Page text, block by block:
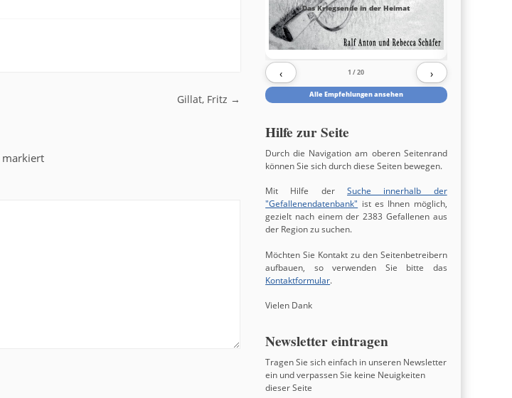
Gillat, Fritz →
markiert
Das Kriegsende in der Heimat
‹ 1 / 20 ›
Alle Empfehlungen ansehen
Hilfe zur Seite
Durch die Navigation am oberen Seitenrand
können Sie sich durch diese Seiten bewegen.
Mit Hilfe derSuche innerhalb der
"Gefallenendatenbank" ist es Ihnen möglich,
gezielt nach einem der 2383 Gefallenen aus
der Region zu suchen.
Möchten Sie Kontakt zu den Seitenbetreibern
aufbauen, so verwenden Sie bitte das
Kontaktformular.
Vielen Dank
Newsletter eintragen
Tragen Sie sich einfach in unseren Newsletter
ein und verpassen Sie keine Neuigkeiten
dieser Seite